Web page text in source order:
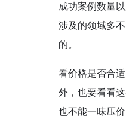
成功案例数量
涉及的领域多
的。
看价格是否合
外，也要看看
也不能一味压